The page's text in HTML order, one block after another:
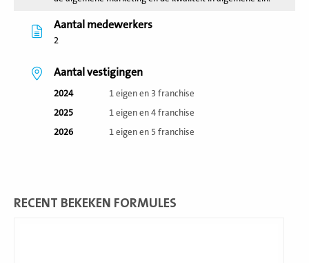
Aantal medewerkers
2
Aantal vestigingen
2024
1 eigen en 3 franchise
2025
1 eigen en 4 franchise
2026
1 eigen en 5 franchise
RECENT BEKEKEN FORMULES